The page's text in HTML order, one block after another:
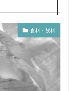
食料・飲料